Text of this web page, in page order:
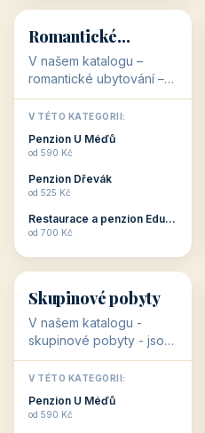
💕
Romantické
ubytování
V našem katalogu –
romantické ubytování –
jsou pro Vás připraveny
objekty, které svojí
stavbou, polohou anebo
zaměřením nabízí
Romantické ...
V TÉTO KATEGORII:
Penzion U Méďů
od 590 Kč
Penzion Dřevák
od 525 Kč
Restaurace a penzion Eduard
od 700 Kč
👥
👥
32 objektů
Skupinové pobyty
V našem katalogu -
skupinové pobyty - jsou
pro Vás připraveny
objekty, které nabízí
ubytování skupin v
penzionech, hotelích a
V TÉTO KATEGORII:
Penzion U Méďů
od 590 Kč